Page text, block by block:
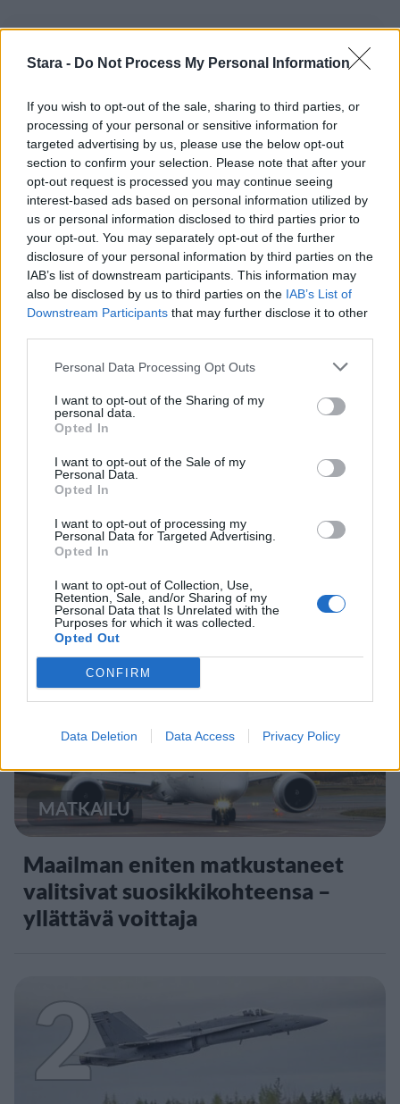
Stara - Do Not Process My Personal Information
If you wish to opt-out of the sale, sharing to third parties, or
processing of your personal or sensitive information for
targeted advertising by us, please use the below opt-out
section to confirm your selection. Please note that after your
opt-out request is processed you may continue seeing
interest-based ads based on personal information utilized by
us or personal information disclosed to third parties prior to
your opt-out. You may separately opt-out of the further
disclosure of your personal information by third parties on the
IAB’s list of downstream participants. This information may
also be disclosed by us to third parties on the IAB’s List of
Downstream Participants that may further disclose it to other
Personal Data Processing Opt Outs
I want to opt-out of the Sharing of my
personal data.
Opted In
I want to opt-out of the Sale of my
Personal Data.
Opted In
I want to opt-out of processing my
Personal Data for Targeted Advertising.
Opted In
I want to opt-out of Collection, Use,
Retention, Sale, and/or Sharing of my
Personal Data that Is Unrelated with the
Purposes for which it was collected.
Opted Out
CONFIRM
Data Deletion Data Access Privacy Policy
Staran luetuimmat
1
MATKAILU
Maailman eniten matkustaneet
valitsivat suosikkikohteensa –
yllättävä voittaja
2